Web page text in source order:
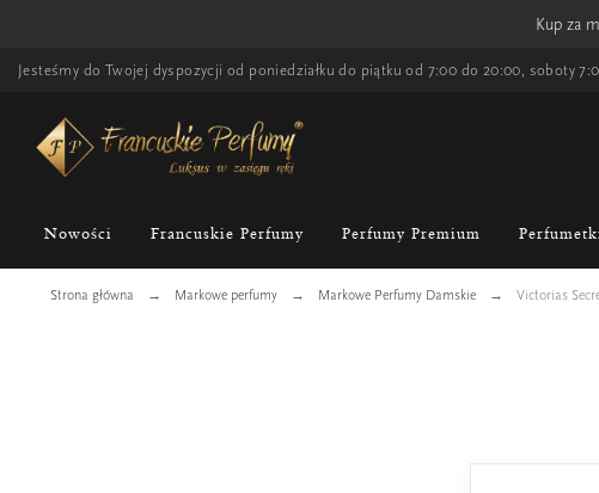
Kup za
Jesteśmy do Twojej dyspozycji od poniedziałku do piątku od 7:00 do 20:00, soboty
Nowości Francuskie Perfumy Perfumy Premium
Strona główna Markowe perfumy Markowe Perfumy Damskie Victorias